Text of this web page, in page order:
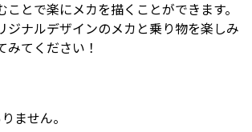
ことで楽にメカを描くことができます。
ジナルデザインのメカと乗り物を楽しみ
みてください！
ません。